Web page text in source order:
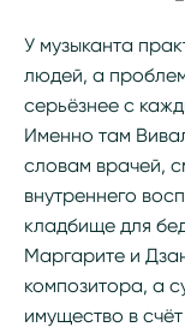
У музыканта
людей, а
серьёзнее с
Именно там
словам врачей,
внутреннего
кладбище для
Маргарите и
композитора, а
имущество в